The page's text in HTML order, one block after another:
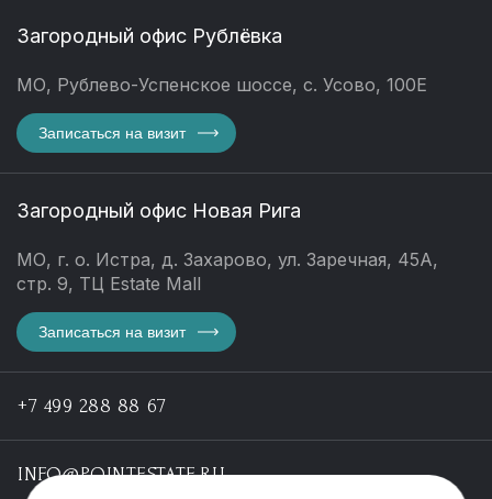
Загородный офис Рублёвка
МО, Рублево-Успенское шоссе, с. Усово, 100Е
Записаться на визит
Загородный офис Новая Рига
МО, г. о. Истра, д. Захарово, ул. Заречная, 45А,
стр. 9, ТЦ Estate Mall
Записаться на визит
+7 499 288 88 67
INFO@POINTESTATE.RU